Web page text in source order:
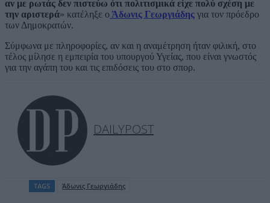
αν με ρωτάς δεν πιστεύω ότι πολιτισμικά είχε πολύ σχέση με
την αριστερά» κατέληξε ο Άδωνις Γεωργιάδης για τον πρόεδρο
των Δημοκρατών.
Σύμφωνα με πληροφορίες, αν και η αναμέτρηση ήταν φιλική, στο
τέλος μίλησε η εμπειρία του υπουργού Υγείας, που είναι γνωστός
για την αγάπη του και τις επιδόσεις του στο σπορ.
DAILYPOST
TAGS Άδωνις Γεωργιάδης